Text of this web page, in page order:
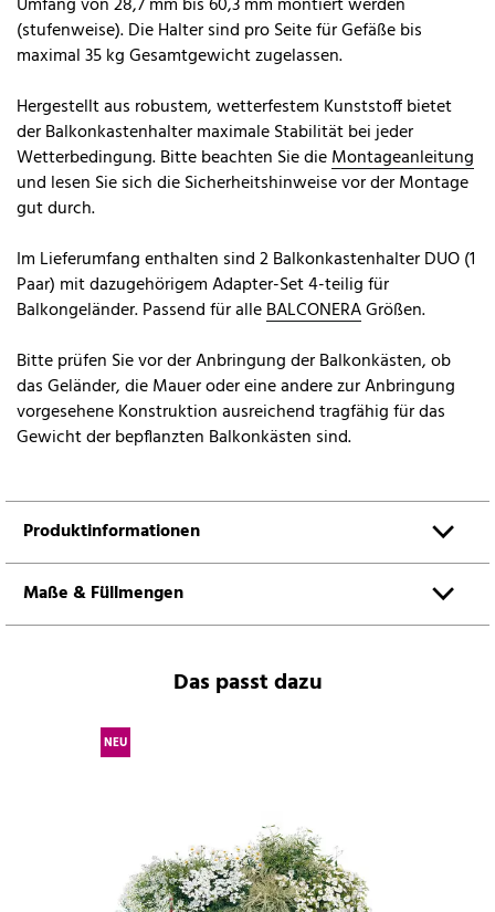
(stufenweise). Die Halter sind pro Seite für Gefäße bis
maximal 35 kg Gesamtgewicht zugelassen.
Hergestellt aus robustem, wetterfestem Kunststoff bietet
der Balkonkastenhalter maximale Stabilität bei jeder
Wetterbedingung. Bitte beachten Sie dieMontageanleitung
und lesen Sie sich die Sicherheitshinweise vor der Montage
gut durch.
Im Lieferumfang enthalten sind 2 Balkonkastenhalter DUO (1
Paar) mit dazugehörigem Adapter-Set 4-teilig für
Balkongeländer. Passend für alleBALCONERAGrößen.
Bitte prüfen Sie vor der Anbringung der Balkonkästen, ob
das Geländer, die Mauer oder eine andere zur Anbringung
vorgesehene Konstruktion ausreichend tragfähig für das
Gewicht der bepflanzten Balkonkästen sind.
Produktinformationen
Maße & Füllmengen
Das passt dazu
NEU